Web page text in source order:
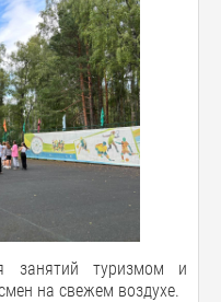
занятий туризмом и
на свежем воздухе.